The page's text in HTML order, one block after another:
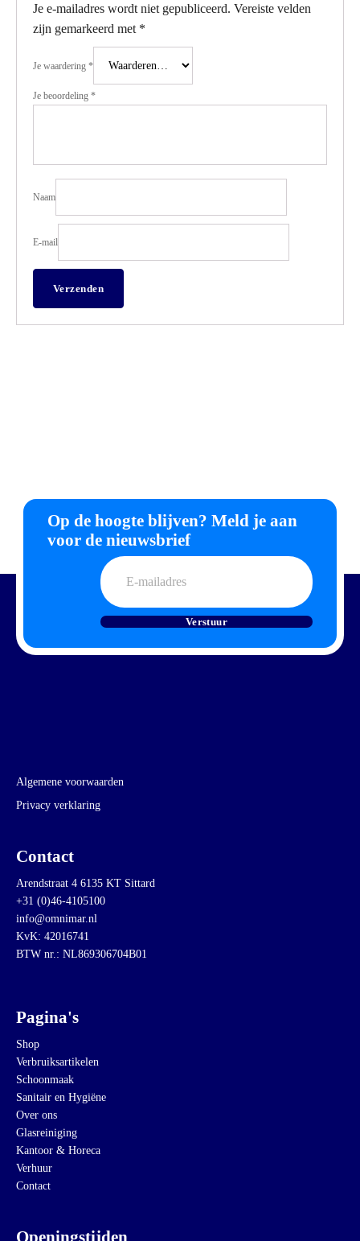
Je e-mailadres wordt niet gepubliceerd. Vereiste velden
zijn gemarkeerd met *
Je waardering *
Je beoordeling *
Naam
E-mail
Op de hoogte blijven? Meld je aan
voor de nieuwsbrief
E-
mailadres
Verstuur
Algemene voorwaarden
Privacy verklaring
Contact
Arendstraat 4 6135 KT Sittard
+31 (0)46-4105100
info@omnimar.nl
KvK: 42016741
BTW nr.: NL869306704B01
Pagina's
Shop
Verbruiksartikelen
Schoonmaak
Sanitair en Hygiëne
Over ons
Glasreiniging
Kantoor & Horeca
Verhuur
Contact